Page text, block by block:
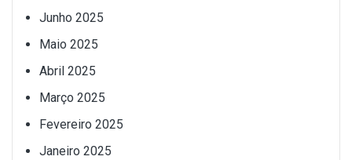
Junho 2025
Maio 2025
Abril 2025
Março 2025
Fevereiro 2025
Janeiro 2025